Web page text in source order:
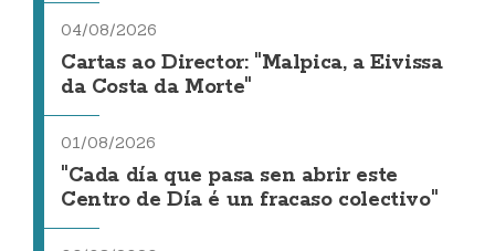
04/08/2026
Cartas ao Director: "Malpica, a Eivissa
da Costa da Morte"
01/08/2026
"Cada día que pasa sen abrir este
Centro de Día é un fracaso colectivo"